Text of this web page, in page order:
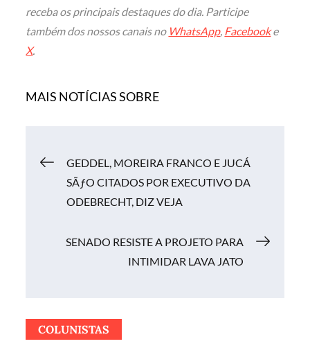
receba os principais destaques do dia. Participe
também dos nossos canais no WhatsApp, Facebooke
X.
MAIS NOTÍCIAS SOBRE
Navegação
de
Post
GEDDEL, MOREIRA FRANCO E JUCÁ
SÃƒO CITADOS POR EXECUTIVO DA
ODEBRECHT, DIZ VEJA
SENADO RESISTE A PROJETO PARA
INTIMIDAR LAVA JATO
COLUNISTAS